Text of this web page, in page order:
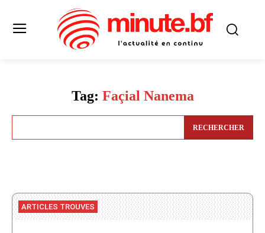
Tag: Façial Nanema
RECHERCHER
ARTICLES TROUVES